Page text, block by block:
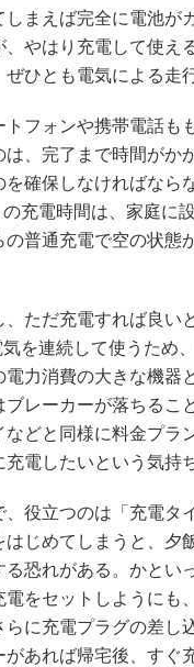
しまえば完全に電池が
、やはり充電して使え
ぜひとも電気による走
フォンや携帯電話も
は、完了まで時間がか
を確保しなければなら
充電時間は、家庭に
の普通充電で空の状態
ただ充電すれば良い
を連続して使うため
電力消費の大きな機器
ブレーカーが落ちるこ
などと同様に料金プラ
充電したいという気持
役立つのは「充電タ
はじめてしまうと、夕
る恐れがある。かとい
電をセットしようにも
らに充電プラグの差し
があれば帰宅後、すぐ